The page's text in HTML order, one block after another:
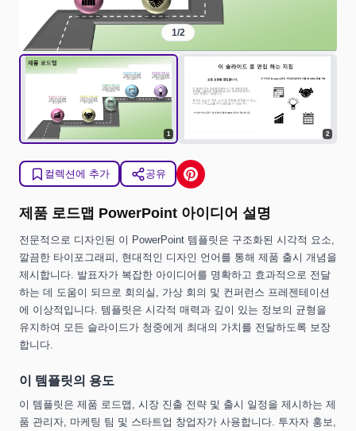
1/2
1 2
컬렉션에 추가 공유
제품 로드맵 PowerPoint 아이디어 설명
전문적으로 디자인된 이 PowerPoint 템플릿은 구조화된 시각적 요소,
깔끔한 타이포그래피, 현대적인 디자인 언어를 통해 제품 출시 개념을
제시합니다. 발표자가 복잡한 아이디어를 명확하고 효과적으로 전달
하는 데 도움이 되므로 회의실, 가상 회의 및 컨퍼런스 프레젠테이션
에 이상적입니다. 템플릿은 시각적 매력과 깊이 있는 정보의 균형을
유지하여 모든 슬라이드가 청중에게 최대의 가치를 전달하도록 보장
합니다.
이 템플릿의 용도
이 템플릿은 제품 로드맵, 시장 진출 전략 및 출시 일정을 제시하는 제
품 관리자, 마케팅 팀 및 스타트업 창업자가 사용합니다. 투자자 홍보,